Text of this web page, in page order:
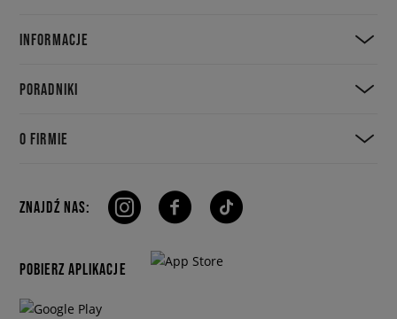
INFORMACJE
PORADNIKI
O FIRMIE
ZNAJDŹ NAS:
POBIERZ APLIKACJE